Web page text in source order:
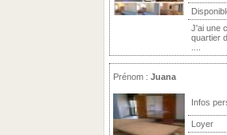
J'ai une
quartier
Prénom : Juana
Infos
Loyer